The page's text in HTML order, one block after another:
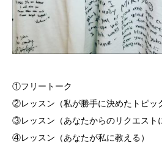
①フリートーク
②レッスン（私が勝手に決めたトピッ
③レッスン（あなたからのリクエスト
④レッスン（あなたが私に教える）